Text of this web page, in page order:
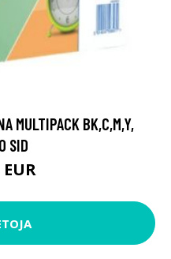
MULTIPACK BK,C,M,Y,
SID